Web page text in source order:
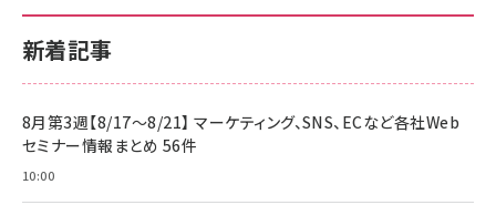
新着記事
8月第3週【8/17～8/21】 マーケティング、SNS、ECなど各社Web
セミナー情報まとめ 56件
10:00